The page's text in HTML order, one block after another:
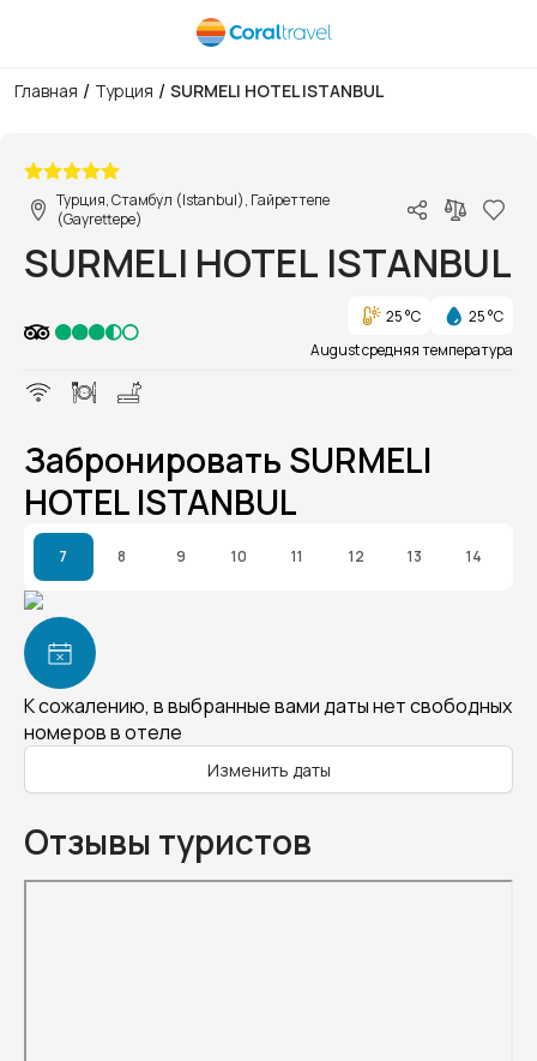
Главная / Турция / SURMELI HOTEL ISTANBUL
Турция, Стамбул (Istanbul), Гайреттепе
(Gayrettepe)
SURMELI HOTEL ISTANBUL
25 °C
25 °C
August средняя температура
Забронировать SURMELI
HOTEL ISTANBUL
7 8 9 10 11 12 13 14
К сожалению, в выбранные вами даты нет свободных
номеров в отеле
Изменить даты
Отзывы туристов